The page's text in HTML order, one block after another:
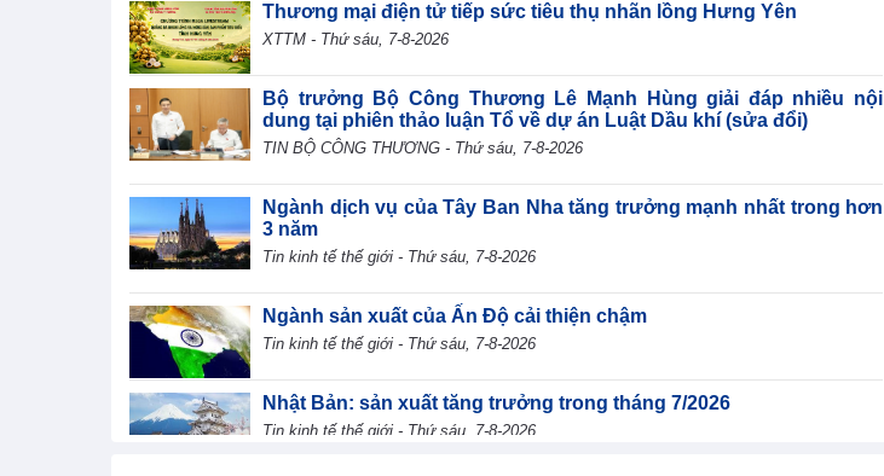
Thương mại điện tử tiếp sức tiêu thụ nhãn lồng Hưng Yên
XTTM - Thứ sáu, 7-8-2026
Bộ trưởng Bộ Công Thương Lê Mạnh Hùng giải đáp nhiều nội
dung tại phiên thảo luận Tổ về dự án Luật Dầu khí (sửa đổi)
TIN BỘ CÔNG THƯƠNG - Thứ sáu, 7-8-2026
Ngành dịch vụ của Tây Ban Nha tăng trưởng mạnh nhất trong hơn
3 năm
Tin kinh tế thế giới - Thứ sáu, 7-8-2026
Ngành sản xuất của Ấn Độ cải thiện chậm
Tin kinh tế thế giới - Thứ sáu, 7-8-2026
Nhật Bản: sản xuất tăng trưởng trong tháng 7/2026
Tin kinh tế thế giới - Thứ sáu, 7-8-2026